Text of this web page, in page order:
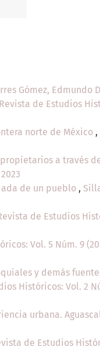
Gómez, Edmundo
de Estudios
norte de México ,
a través
de un pueblo ,
de Estudios
Vol. 5 Núm. 9
y demás
Históricos: Vol. 2
urbana.
de Estudios